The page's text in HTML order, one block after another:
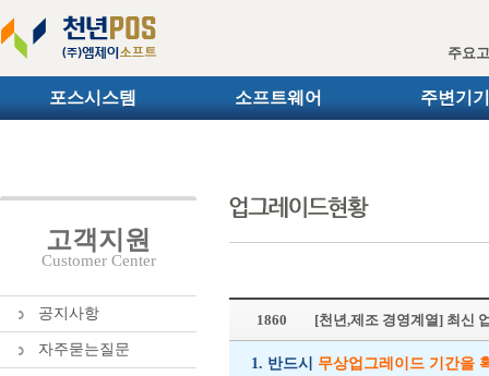
주요
포스시스템 소프트웨어 주변기기
고객지원
Customer Center
공지사항
자주묻는질문
1860 [천년,제조 경영계열] 최신
1. 반드시 무상업그레이드 기간을